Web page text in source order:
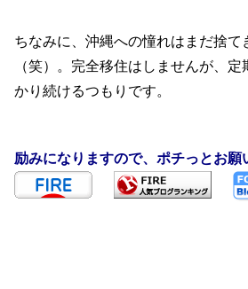
ちなみに、沖縄への憧れはまだ捨て
（笑）。完全移住はしませんが、
かり続けるつもりです。
励みになりますので、ポチっとお願